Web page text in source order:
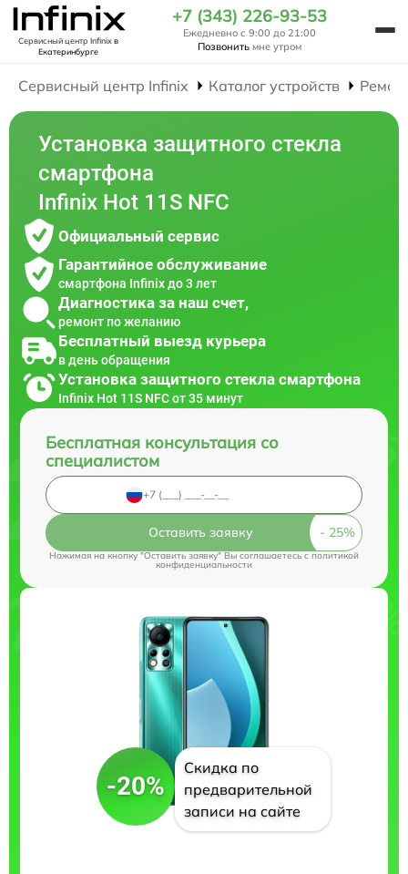
Сервисный центр Infinixв
Екатеринбурге
+7 (343) 226-93-53
Ежедневно с 9:00 до 21:00
Позвонить мне утром
Сервисный центр Infinix Каталог устройств
Установка защитного стекла
смартфона
Infinix Hot 11S NFC
Официальный сервис
Гарантийное обслуживание
смартфона Infinix до 3 лет
Диагностика за наш счет,
ремонт по желанию
Бесплатный выезд курьера
в день обращения
Установка защитного стекла смартфона
Infinix Hot 11S NFC от 35 минут
Бесплатная консультация со
специалистом
Оставить заявку
Нажимая на кнопку "Оставить заявку" Вы соглашаетесь cполитикой
конфиденциальности
-20%
Скидка по
предварительной
записи на сайте